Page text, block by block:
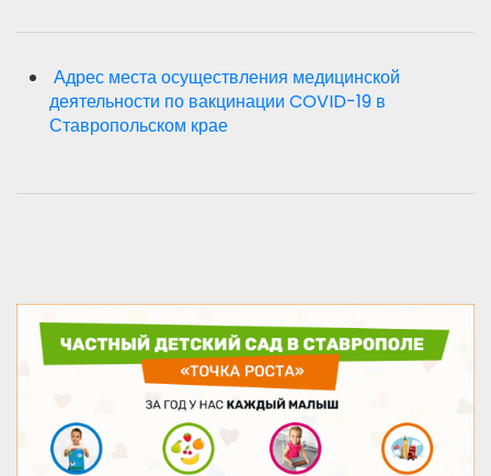
Адрес места осуществления медицинской
деятельности по вакцинации COVID-19 в
Ставропольском крае